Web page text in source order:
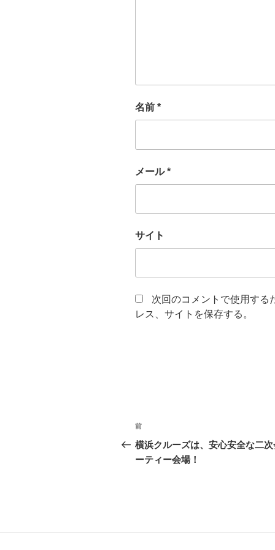
名前 *
メール*
サイト
次回のコメントで使用する
レス、サイトを保存する。
投
稿
ナ
前
の
投
前
横浜クルーズは、安心安全な二
ーティー会場！